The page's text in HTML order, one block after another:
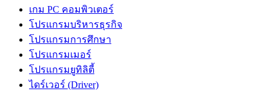
เกม PC คอมพิวเตอร์
โปรแกรมบริหารธุรกิจ
โปรแกรมการศึกษา
โปรแกรมเมอร์
โปรแกรมยูทิลิตี้
ไดร์เวอร์ (Driver)